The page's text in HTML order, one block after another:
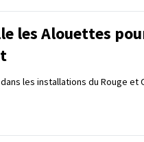
les Alouettes
les installations du Rouge et